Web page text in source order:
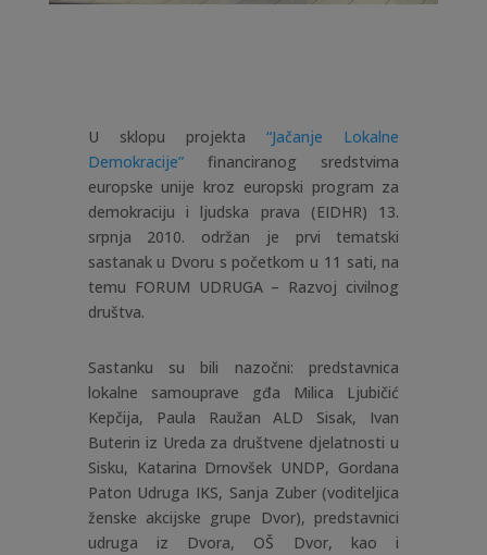
U sklopu projekta
“Jačanje Lokalne
Demokracije”
financiranog sredstvima
europske unije kroz europski program za
demokraciju i ljudska prava (EIDHR) 13.
srpnja 2010. održan je prvi tematski
sastanak u Dvoru s početkom u 11 sati, na
temu FORUM UDRUGA – Razvoj civilnog
društva.
Sastanku su bili nazočni: predstavnica
lokalne samouprave gđa Milica Ljubičić
Kepčija, Paula Raužan ALD Sisak, Ivan
Buterin iz Ureda za društvene djelatnosti u
Sisku, Katarina Drnovšek UNDP, Gordana
Paton Udruga IKS, Sanja Zuber (voditeljica
ženske akcijske grupe Dvor), predstavnici
udruga iz Dvora, OŠ Dvor, kao i